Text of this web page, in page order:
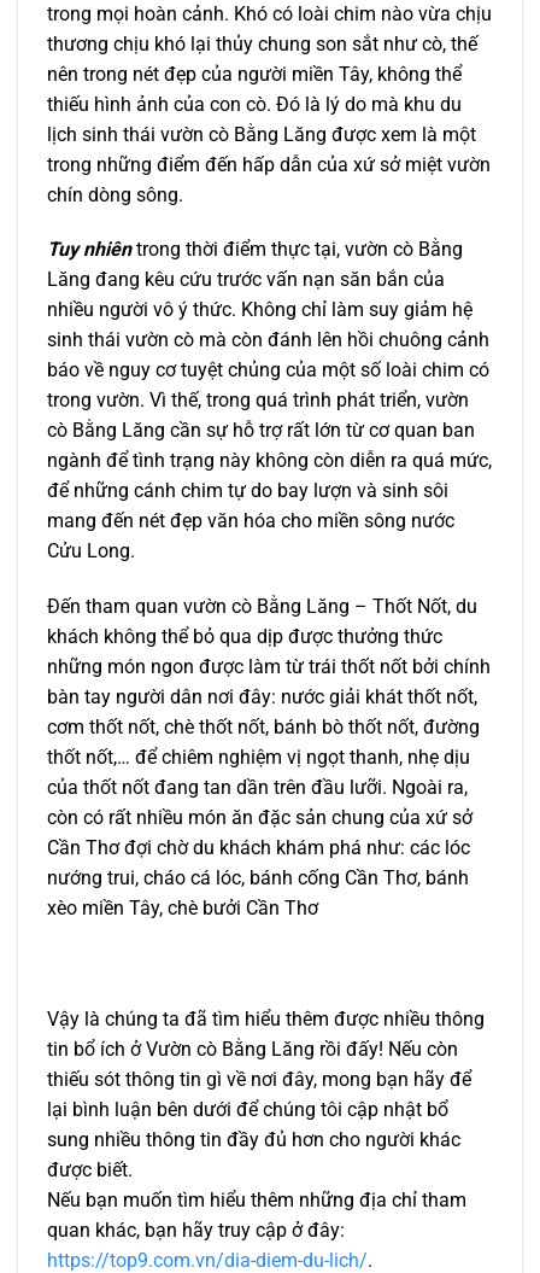
trong mọi hoàn cảnh. Khó có loài chim nào vừa chịu
thương chịu khó lại thủy chung son sắt như cò, thế
nên trong nét đẹp của người miền Tây, không thể
thiếu hình ảnh của con cò. Đó là lý do mà khu du
lịch sinh thái vườn cò Bằng Lăng được xem là một
trong những điểm đến hấp dẫn của xứ sở miệt vườn
chín dòng sông.
Tuy nhiêntrong thời điểm thực tại, vườn cò Bằng
Lăng đang kêu cứu trước vấn nạn săn bắn của
nhiều người vô ý thức. Không chỉ làm suy giảm hệ
sinh thái vườn cò mà còn đánh lên hồi chuông cảnh
báo về nguy cơ tuyệt chủng của một số loài chim có
trong vườn. Vì thế, trong quá trình phát triển, vườn
cò Bằng Lăng cần sự hỗ trợ rất lớn từ cơ quan ban
ngành để tình trạng này không còn diễn ra quá mức,
để những cánh chim tự do bay lượn và sinh sôi
mang đến nét đẹp văn hóa cho miền sông nước
Cửu Long.
Đến tham quan vườn cò Bằng Lăng – Thốt Nốt, du
khách không thể bỏ qua dịp được thưởng thức
những món ngon được làm từ trái thốt nốt bởi chính
bàn tay người dân nơi đây: nước giải khát thốt nốt,
cơm thốt nốt, chè thốt nốt, bánh bò thốt nốt, đường
thốt nốt,… để chiêm nghiệm vị ngọt thanh, nhẹ dịu
của thốt nốt đang tan dần trên đầu lưỡi. Ngoài ra,
còn có rất nhiều món ăn đặc sản chung của xứ sở
Cần Thơ đợi chờ du khách khám phá như: các lóc
nướng trui, cháo cá lóc, bánh cống Cần Thơ, bánh
xèo miền Tây, chè bưởi Cần Thơ
Vậy là chúng ta đã tìm hiểu thêm được nhiều thông
tin bổ ích ở Vườn cò Bằng Lăng rồi đấy! Nếu còn
thiếu sót thông tin gì về nơi đây, mong bạn hãy để
lại bình luận bên dưới để chúng tôi cập nhật bổ
sung nhiều thông tin đầy đủ hơn cho người khác
được biết.
Nếu bạn muốn tìm hiểu thêm những địa chỉ tham
quan khác, bạn hãy truy cập ở đây:
https://top9.com.vn/dia-diem-du-lich/.